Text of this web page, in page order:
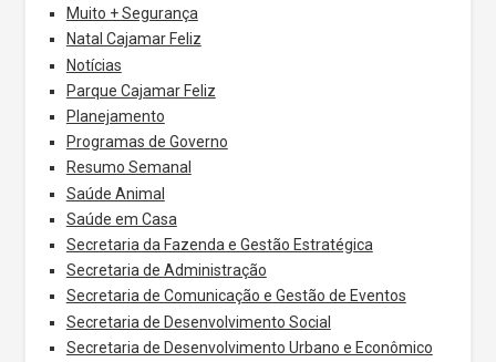
Muito + Segurança
Natal Cajamar Feliz
Notícias
Parque Cajamar Feliz
Planejamento
Programas de Governo
Resumo Semanal
Saúde Animal
Saúde em Casa
Secretaria da Fazenda e Gestão Estratégica
Secretaria de Administração
Secretaria de Comunicação e Gestão de Eventos
Secretaria de Desenvolvimento Social
Secretaria de Desenvolvimento Urbano e Econômico